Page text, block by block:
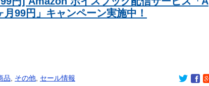
解体屋ジョネス」が分かっただけでオタク扱いしてしまう
日本のチョーク、社長が最後に選んだ相手」
、カレー、うなぎ、とんかつなどなどの冷凍食品がセール
陣営、飯塚幸三受刑者を逮捕しなくていい理由を考えるため
とかいらなくね？
99円」キャンペーン実施中！
品 その他 セール情報